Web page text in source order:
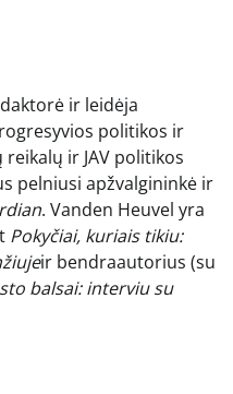
ir leidėja
politikos ir
ir JAV politikos
pelniusi apžvalgininkė ir
. Vanden Heuvel yra
Pokyčiai, kuriais tikiu:
ir bendraautorius (su
balsai: interviu su